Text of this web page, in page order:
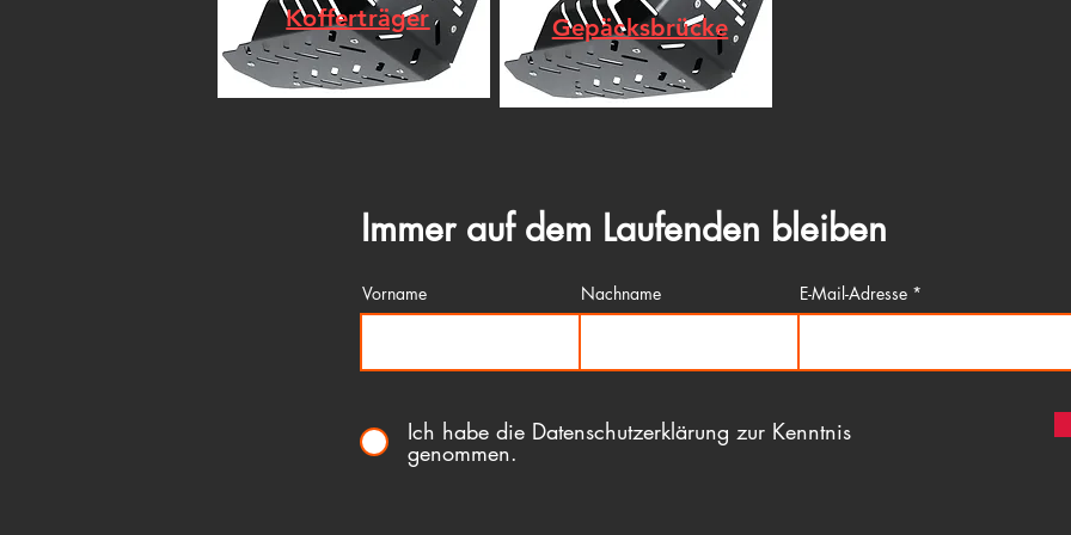
Kofferträger Gepäcksbrücke
Immer auf dem Laufenden bleiben
Vorname Nachname E-Mail-Adresse
Ich habe die Datenschutzerklärung zur Kenntnis
genommen.